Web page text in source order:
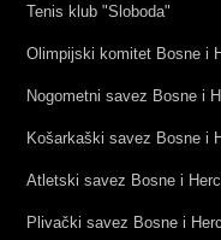
Tenis klub "Sloboda"
Olimpijski komitet Bosne i
Nogometni savez Bosne i
Košarkaški savez Bosne i
Atletski savez Bosne i
Plivački savez Bosne i